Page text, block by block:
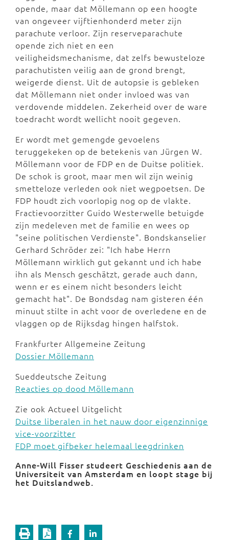
opende, maar dat Möllemann op een hoogte
van ongeveer vijftienhonderd meter zijn
parachute verloor. Zijn reserveparachute
opende zich niet en een
veiligheidsmechanisme, dat zelfs bewusteloze
parachutisten veilig aan de grond brengt,
weigerde dienst. Uit de autopsie is gebleken
dat Möllemann niet onder invloed was van
verdovende middelen. Zekerheid over de ware
toedracht wordt wellicht nooit gegeven.
Er wordt met gemengde gevoelens
teruggekeken op de betekenis van Jürgen W.
Möllemann voor de FDP en de Duitse politiek.
De schok is groot, maar men wil zijn weinig
smetteloze verleden ook niet wegpoetsen. De
FDP houdt zich voorlopig nog op de vlakte.
Fractievoorzitter Guido Westerwelle betuigde
zijn medeleven met de familie en wees op
"seine politischen Verdienste". Bondskanselier
Gerhard Schröder zei: "Ich habe Herrn
Möllemann wirklich gut gekannt und ich habe
ihn als Mensch geschätzt, gerade auch dann,
wenn er es einem nicht besonders leicht
gemacht hat". De Bondsdag nam gisteren één
minuut stilte in acht voor de overledene en de
vlaggen op de Rijksdag hingen halfstok.
Frankfurter Allgemeine Zeitung
Dossier Möllemann
Sueddeutsche Zeitung
Reacties op dood Möllemann
Zie ook Actueel Uitgelicht
Duitse liberalen in het nauw door eigenzinnige
vice-voorzitter
FDP moet gifbeker helemaal leegdrinken
Anne-Will Fisser studeert Geschiedenis aan de
Universiteit van Amsterdam en loopt stage bij
het Duitslandweb.